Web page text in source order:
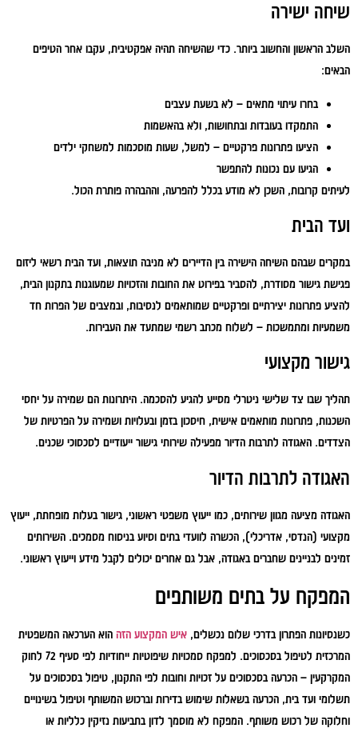
שיחה ישירה
השלב הראשון והחשוב ביותר. כדי שהשיחה תהיה אפקטיבית, עקבו אחר הטיפים
הבאים:
בחרו עיתוי מתאים – לא בשעת עצבים
התמקדו בעובדות ובתחושות, ולא בהאשמות
הציעו פתרונות פרקטיים – למשל, שעות מוסכמות למשחקי ילדים
הגיעו עם נכונות להתפשר
לעיתים קרובות, השכן לא מודע בכלל להפרעה, וההבהרה פותרת הכול.
ועד הבית
במקרים שבהם השיחה הישירה בין הדיירים לא מניבה תוצאות, ועד הבית רשאי ליזום
פגישת גישור מסודרת, להסביר בפירוט את החובות והזכויות שמעוגנות בתקנון הבית,
להציע פתרונות יצירתיים ופרקטיים שמותאמים לנסיבות, ובמצבים של הפרות חד
משמעיות ומתמשכות – לשלוח מכתב רשמי שמתעד את העבירות.
גישור מקצועי
תהליך שבו צד שלישי ניטרלי מסייע להגיע להסכמה. היתרונות הם שמירה על יחסי
השכנות, פתרונות מותאמים אישית, חיסכון בזמן ובעלויות ושמירה על הפרטיות של
הצדדים. האגודה לתרבות הדיור מפעילה שירותי גישור ייעודיים לסכסוכי שכנים.
האגודה לתרבות הדיור
האגודה מציעה מגוון שירותים, כמו ייעוץ משפטי ראשוני, גישור בעלות מופחתת, ייעוץ
מקצועי (הנדסי, אדריכלי), הכשרה לוועדי בתים וסיוע בניסוח מסמכים. השירותים
זמינים לבניינים שחברים באגודה, אבל גם אחרים יכולים לקבל מידע וייעוץ ראשוני.
המפקח על בתים משותפים
כשנסיונות הפתרון בדרכי שלום נכשלים, איש המקצוע הזה הוא הערכאה המשפטית
המרכזית לטיפול בסכסוכים. למפקח סמכויות שיפוטיות ייחודיות לפי סעיף 72 לחוק
המקרקעין – הכרעה בסכסוכים על זכויות וחובות לפי התקנון, טיפול בסכסוכים על
תשלומי ועד בית, הכרעה בשאלות שימוש בדירות וברכוש המשותף וטיפול בשינויים
וחלוקה של רכוש משותף. המפקח לא מוסמך לדון בתביעות נזיקין כלליות או